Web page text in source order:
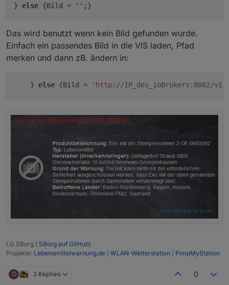
} else {Bild = '' ;}
Das wird benutzt wenn kein Bild gefunden wurde.
Einfach ein passendes Bild in die VIS laden, Pfad
merken und dann zB. ändern in:
    }
else {Bild = 'http: //IP_des_ioBrokers:8082/
LG SBorg ( SBorg auf GitHub)
Projekte: Lebensmittelwarnung.de WLAN-Wetterstation PimpMyStation
O 2 Replies 0